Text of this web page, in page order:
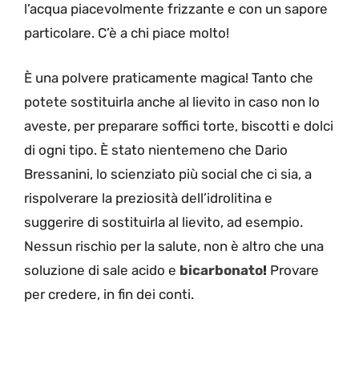
l’acqua piacevolmente frizzante e con un sapore
particolare. C’è a chi piace molto!
È una polvere praticamente magica! Tanto che
potete sostituirla anche al lievito in caso non lo
aveste, per preparare soffici torte, biscotti e dolci
di ogni tipo. È stato nientemeno che Dario
Bressanini, lo scienziato più social che ci sia, a
rispolverare la preziosità dell’idrolitina e
suggerire di sostituirla al lievito, ad esempio.
Nessun rischio per la salute, non è altro che una
soluzione di sale acido e bicarbonato! Provare
per credere, in fin dei conti.